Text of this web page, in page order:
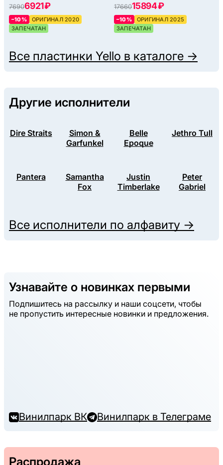
76906921 ₽
–10%
ОРИГИНАЛ 2020
ЗАПЕЧАТАН
1766015894 ₽
–10%
ОРИГИНАЛ 2025
ЗАПЕЧАТАН
Все пластинки Yello в каталоге →
Другие исполнители
Dire Straits
Simon &
Garfunkel
Belle
Epoque
Jethro Tull
Pantera
Samantha
Fox
Justin
Timberlake
Peter
Gabriel
Все исполнители по алфавиту →
Узнавайте о новинках первыми
Подпишитесь на рассылку и наши соцсети, чтобы
не пропустить интересные новинки и предложения.
Винилпарк ВК Винилпарк в Телеграме
Распродажа